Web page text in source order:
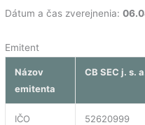
Dátum a čas zverejnenia:
Emitent
Názov
emitenta
CB SEC j. s.
IČO
52620999